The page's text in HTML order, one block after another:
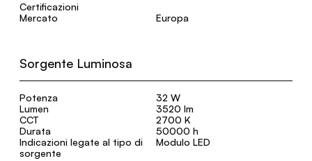
Certificazioni
Mercato
Europa
Sorgente Luminosa
Potenza
32 W
Lumen
3520 lm
CCT
2700 K
Durata
50000 h
Indicazioni legate al tipo di
sorgente
Modulo LED